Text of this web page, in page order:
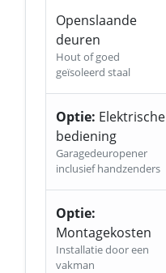
Openslaande
deuren
Hout of goed
geïsoleerd staal
Optie: Elektrische
bediening
Garagedeuropener
inclusief handzenders
Optie:
Montagekosten
Installatie door een
vakman